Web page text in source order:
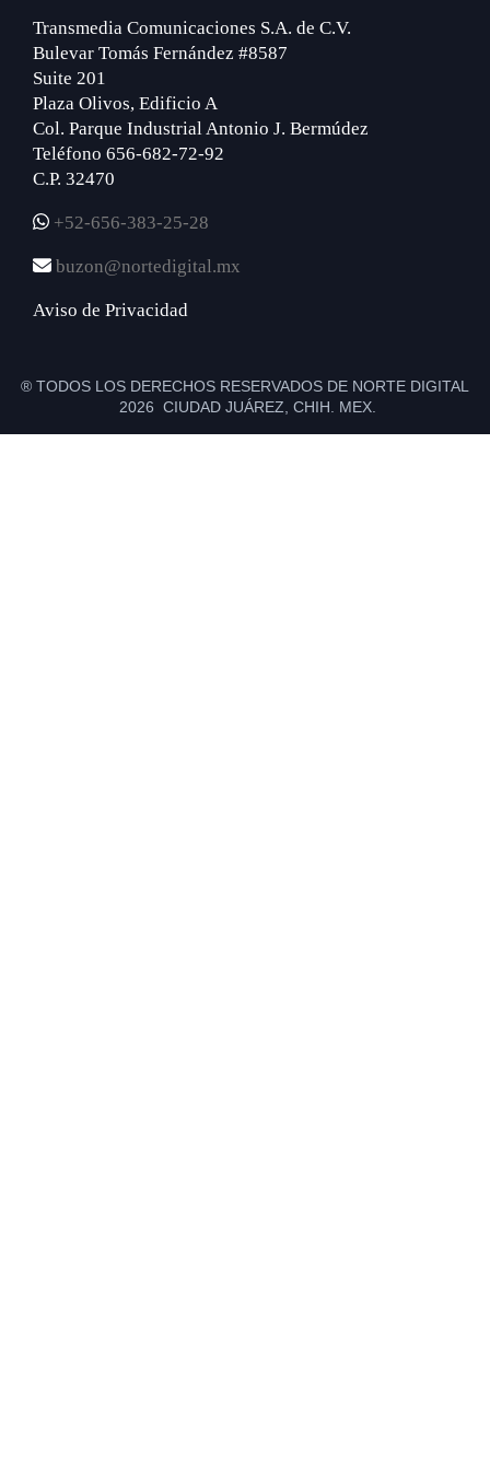
Transmedia Comunicaciones S.A. de C.V.
Bulevar Tomás Fernández #8587
Suite 201
Plaza Olivos, Edificio A
Col. Parque Industrial Antonio J. Bermúdez
Teléfono 656-682-72-92
C.P. 32470
+52-656-383-25-28
buzon@nortedigital.mx
Aviso de Privacidad
® TODOS LOS DERECHOS RESERVADOS DE NORTE DIGITAL
2026 CIUDAD JUÁREZ, CHIH. MEX.